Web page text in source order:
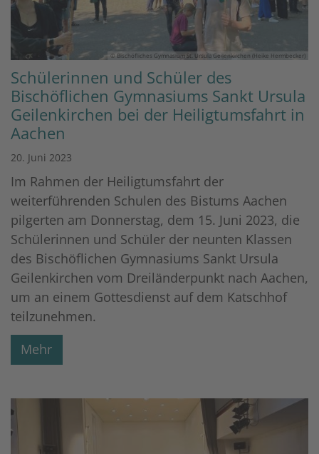
© Bischöfliches Gymnasium St. Ursula Geilenkirchen (Heike Hermbecker)
Schülerinnen und Schüler des
Bischöflichen Gymnasiums Sankt Ursula
Geilenkirchen bei der Heiligtumsfahrt in
Aachen
20. Juni 2023
Im Rahmen der Heiligtumsfahrt der
weiterführenden Schulen des Bistums Aachen
pilgerten am Donnerstag, dem 15. Juni 2023, die
Schülerinnen und Schüler der neunten Klassen
des Bischöflichen Gymnasiums Sankt Ursula
Geilenkirchen vom Dreiländerpunkt nach Aachen,
um an einem Gottesdienst auf dem Katschhof
teilzunehmen.
Mehr